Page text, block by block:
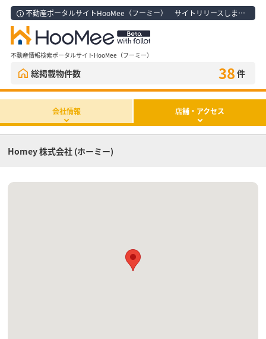
不動産ポータルサイトHooMee（フーミー） サイトリリースしました！
不動産情報検索ポータルサイトHooMee（フーミー）
総掲載物件数 38 件
会社情報 店舗・アクセス
Homey 株式会社 (ホーミー)